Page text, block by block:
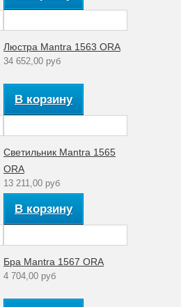
Люстра Mantra 1563 ORA
34 652,00 руб
В корзину
Светильник Mantra 1565
ORA
13 211,00 руб
В корзину
Бра Mantra 1567 ORA
4 704,00 руб